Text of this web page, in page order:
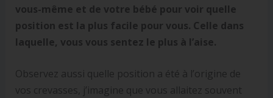
vous-même et de votre bébé pour voir quelle
position est la plus facile pour vous. Celle dans
laquelle, vous vous sentez le plus à l’aise.
Observez aussi quelle position a été à l’origine de
vos crevasses, j’imagine que vous allaitez souvent